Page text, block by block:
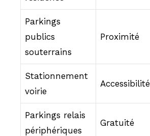
Parkings
publics
souterrains
Proximité
Stationnement
voirie
Accessibilité
Parkings relais
périphériques
Gratuité